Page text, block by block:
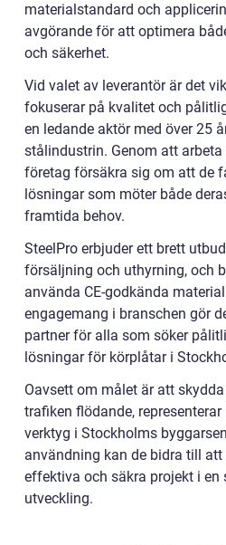
materialstandard och
avgörande för att optimera
och säkerhet.
Vid valet av leverantör är det
fokuserar på kvalitet och
en ledande aktör med över 25
stålindustrin. Genom att arbeta
företag försäkra sig om att de
lösningar som möter både
framtida behov.
SteelPro erbjuder ett brett
försäljning och uthyrning, och
använda CE-godkända
engagemang i branschen gör
partner för alla som söker
lösningar för körplåtar i
Oavsett om målet är att
trafiken flödande,
verktyg i Stockholms
användning kan de bidra till
effektiva och säkra projekt i en
utveckling.